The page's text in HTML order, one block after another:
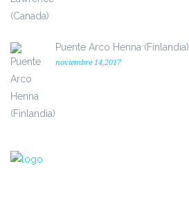
Puente Arco Henna (Finlandia)
noviembre 14,2017